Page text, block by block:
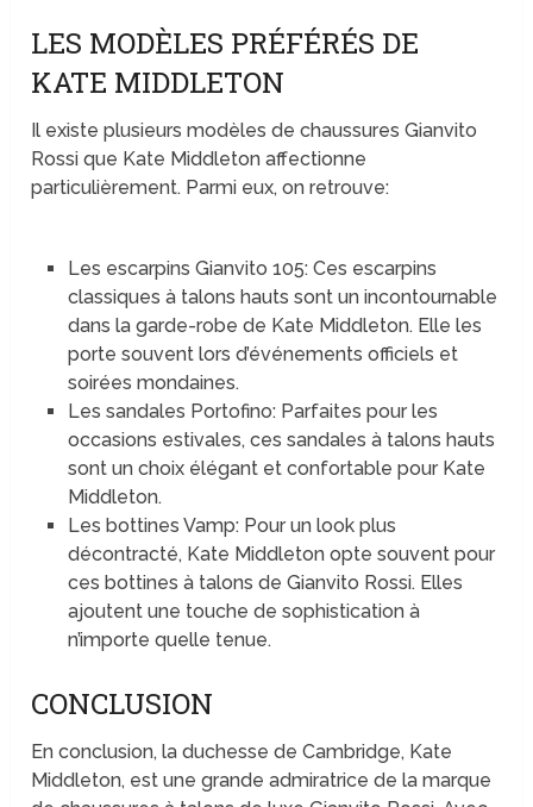
LES MODÈLES PRÉFÉRÉS DE
KATE MIDDLETON
Il existe plusieurs modèles de chaussures Gianvito
Rossi que Kate Middleton affectionne
particulièrement. Parmi eux, on retrouve:
Les escarpins Gianvito 105: Ces escarpins
classiques à talons hauts sont un incontournable
dans la garde-robe de Kate Middleton. Elle les
porte souvent lors d’événements officiels et
soirées mondaines.
Les sandales Portofino: Parfaites pour les
occasions estivales, ces sandales à talons hauts
sont un choix élégant et confortable pour Kate
Middleton.
Les bottines Vamp: Pour un look plus
décontracté, Kate Middleton opte souvent pour
ces bottines à talons de Gianvito Rossi. Elles
ajoutent une touche de sophistication à
n’importe quelle tenue.
CONCLUSION
En conclusion, la duchesse de Cambridge, Kate
Middleton, est une grande admiratrice de la marque